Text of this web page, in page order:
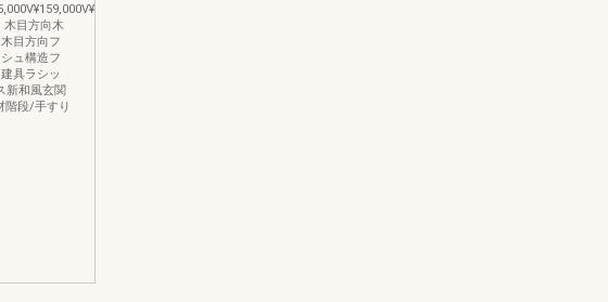
木目方向木
目方向フ
ュ構造フ
具ラシッ
新和風玄関
階段/手すり